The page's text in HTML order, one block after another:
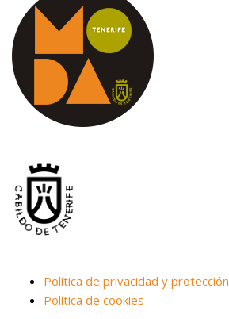
Política de privacidad y
Política de cookies